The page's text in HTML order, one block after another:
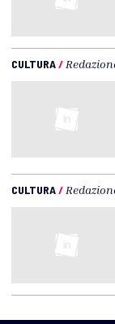
CULTURA/
CULTURA/